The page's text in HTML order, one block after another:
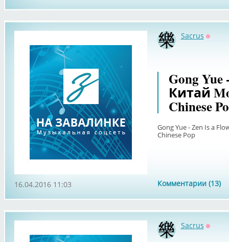
Sacrus
Gong Yue
Китай
Chinese
Gong Yue - Zen Is a
Chinese Pop
Комментарии (13)
16.04.2016 11:03
Sacrus